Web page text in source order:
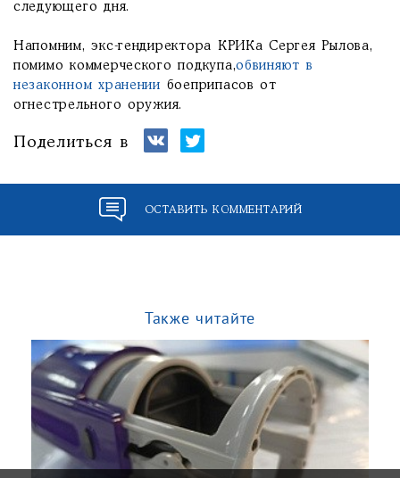
следующего дня.
Напомним, экс-гендиректора КРИКа Сергея Рылова,
помимо коммерческого подкупа,обвиняют в
незаконном хранении боеприпасов от
огнестрельного оружия.
Поделиться в
ОСТАВИТЬ КОММЕНТАРИЙ
Также читайте